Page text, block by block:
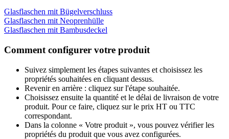
Glasflaschen mit Bügelverschluss
Glasflaschen mit Neoprenhülle
Glasflaschen mit Bambusdeckel
Comment configurer votre produit
Suivez simplement les étapes suivantes et choisissez les
propriétés souhaitées en cliquant dessus.
Revenir en arrière : cliquez sur l'étape souhaitée.
Choisissez ensuite la quantité et le délai de livraison de votre
produit. Pour ce faire, cliquez sur le prix HT ou TTC
correspondant.
Dans la colonne « Votre produit », vous pouvez vérifier les
propriétés du produit que vous avez configurées.